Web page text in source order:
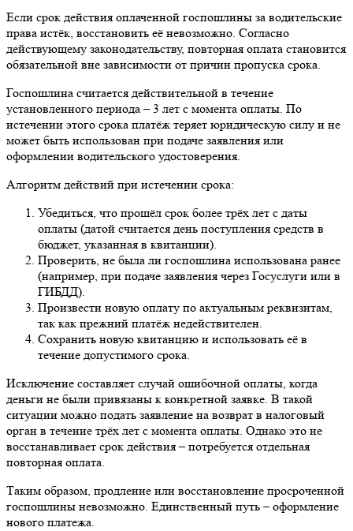
Если срок действия оплаченной госпошлины за водительские
права истёк, восстановить её невозможно. Согласно
действующему законодательству, повторная оплата становится
обязательной вне зависимости от причин пропуска срока.
Госпошлина считается действительной в течение
установленного периода – 3 лет с момента оплаты. По
истечении этого срока платёж теряет юридическую силу и не
может быть использован при подаче заявления или
оформлении водительского удостоверения.
Алгоритм действий при истечении срока:
Убедиться, что прошёл срок более трёх лет с даты
оплаты (датой считается день поступления средств в
бюджет, указанная в квитанции).
Проверить, не была ли госпошлина использована ранее
(например, при подаче заявления через Госуслуги или в
ГИБДД).
Произвести новую оплату по актуальным реквизитам,
так как прежний платёж недействителен.
Сохранить новую квитанцию и использовать её в
течение допустимого срока.
Исключение составляет случай ошибочной оплаты, когда
деньги не были привязаны к конкретной заявке. В такой
ситуации можно подать заявление на возврат в налоговый
орган в течение трёх лет с момента оплаты. Однако это не
восстанавливает срок действия – потребуется отдельная
повторная оплата.
Таким образом, продление или восстановление просроченной
госпошлины невозможно. Единственный путь – оформление
нового платежа.